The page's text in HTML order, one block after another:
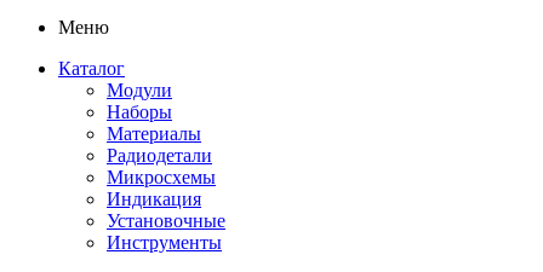
Меню
Каталог
Модули
Наборы
Материалы
Радиодетали
Микросхемы
Индикация
Установочные
Инструменты